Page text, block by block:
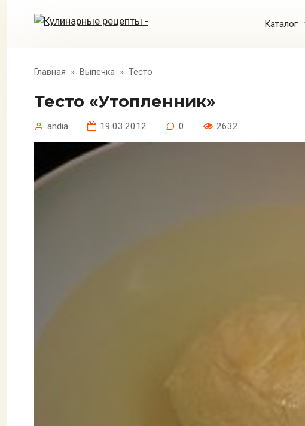
Каталог
Главная » Выпечка » Тесто
Тесто «Утопленник»
andia 19.03.2012 0 2632